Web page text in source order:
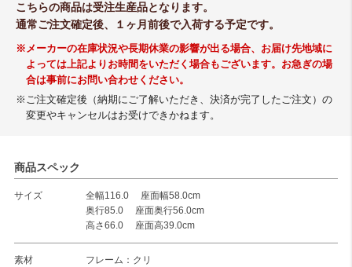
こちらの商品は受注生産品となります。
通常ご注文確定後、１ヶ月前後で入荷する予定です。
※メーカーの在庫状況や長期休業の影響が出る場合、お届け先地域に
よっては上記よりお時間をいただく場合もございます。お急ぎの場
合は事前にお問い合わせください。
※ご注文確定後（納期にご了解いただき、決済が完了したご注文）の
変更やキャンセルはお受けできかねます。
商品スペック
サイズ
全幅116.0 座面幅58.0cm
奥行85.0 座面奥行56.0cm
高さ66.0 座面高39.0cm
素材
フレーム：クリ